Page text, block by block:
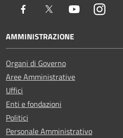
Facebook Twitter Youtube
AMMINISTRAZIONE
Organi di Governo
Aree Amministrative
Uffici
Enti e fondazioni
Politici
Personale Amministrativo